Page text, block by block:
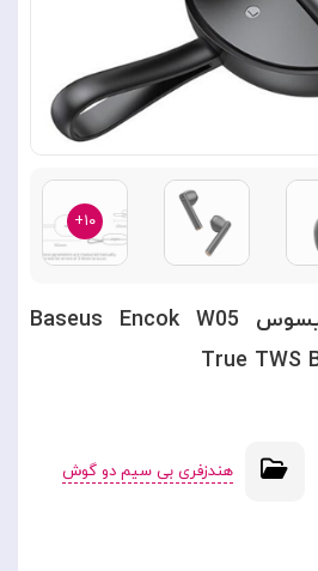
۱۰+
هندزفری بلوتوث بیسوس Baseus Encok W05
True TWS
هندزفری بی سیم دو گوش